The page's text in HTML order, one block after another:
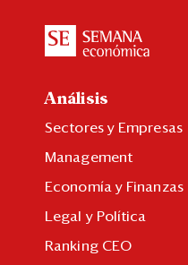
Análisis
Sectores y Empresas
Management
Economía y Finanzas
Legal y Política
Ranking CEO